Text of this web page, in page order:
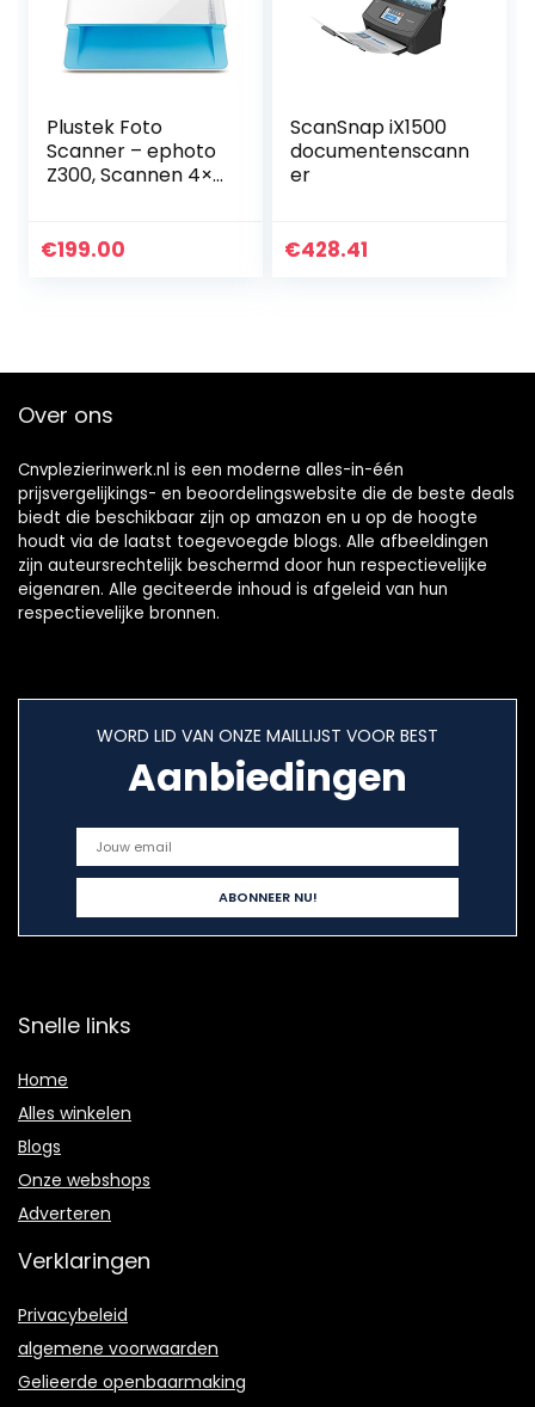
Plustek Foto
Scanner – ephoto
Z300, Scannen 4×6
CCD Sensor.
€199.00
ScanSnap iX1500
documentenscann
er
€428.41
Over ons
Cnvplezierinwerk.nl is een moderne alles-in-één
prijsvergelijkings- en beoordelingswebsite die de beste deals
biedt die beschikbaar zijn op amazon en u op de hoogte
houdt via de laatst toegevoegde blogs. Alle afbeeldingen
zijn auteursrechtelijk beschermd door hun respectievelijke
eigenaren. Alle geciteerde inhoud is afgeleid van hun
respectievelijke bronnen.
WORD LID VAN ONZE MAILLIJST VOOR BEST
Aanbiedingen
Snelle links
Home
Alles winkelen
Blogs
Onze webshops
Adverteren
Verklaringen
Privacybeleid
algemene voorwaarden
Gelieerde openbaarmaking